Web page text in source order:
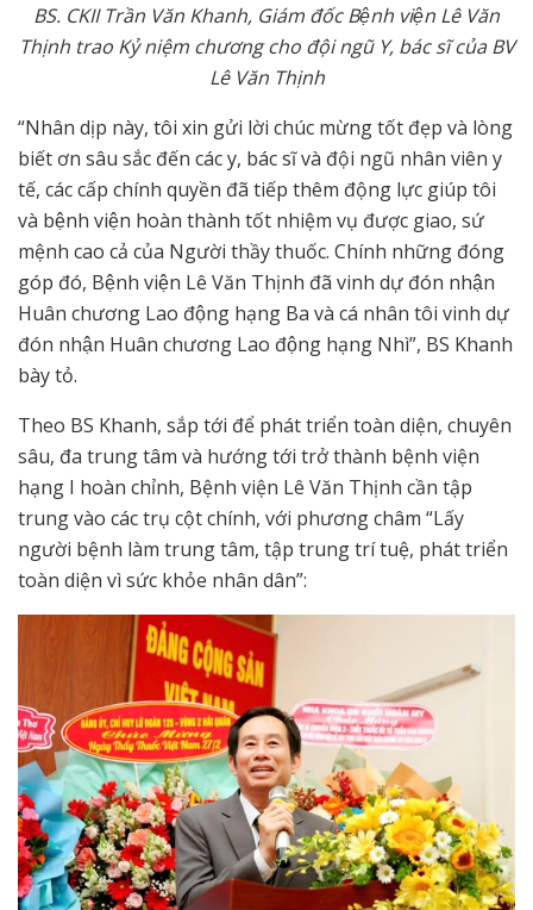
BS. CKII Trần Văn Khanh, Giám đốc Bệnh viện Lê Văn
Thịnhtrao Kỷ niệm chương cho đội ngũ Y, bác sĩ của BV
Lê Văn Thịnh
“Nhân dịp này, tôi xin gửi lời chúc mừng tốt đẹp và lòng
biết ơn sâu sắc đến các y, bác sĩ và đội ngũ nhân viên y
tế, các cấp chính quyền đã tiếp thêm động lực giúp tôi
và bệnh viện hoàn thành tốt nhiệm vụ được giao, sứ
mệnh cao cả của Người thầy thuốc. Chính những đóng
góp đó, Bệnh viện Lê Văn Thịnh đã vinh dự đón nhận
Huân chương Lao động hạng Ba và cá nhân tôi vinh dự
đón nhận Huân chương Lao động hạng Nhì”, BS Khanh
bày tỏ.
Theo BS Khanh, sắp tới để phát triển toàn diện, chuyên
sâu, đa trung tâm và hướng tới trở thành bệnh viện
hạng I hoàn chỉnh, Bệnh viện Lê Văn Thịnh cần tập
trung vào các trụ cột chính, với phương châm “Lấy
người bệnh làm trung tâm, tập trung trí tuệ, phát triển
toàn diện vì sức khỏe nhân dân”: